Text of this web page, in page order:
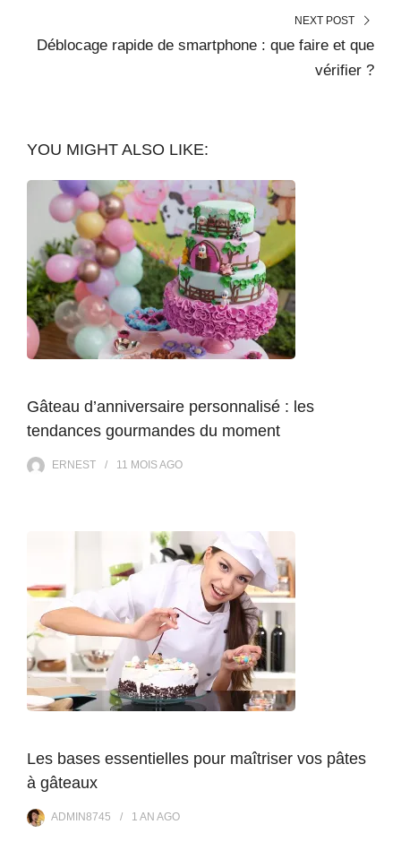
NEXT POST
Déblocage rapide de smartphone : que faire et que
vérifier ?
YOU MIGHT ALSO LIKE:
Gâteau d’anniversaire personnalisé : les
tendances gourmandes du moment
ERNEST 11 MOISAGO
Les bases essentielles pour maîtriser vos pâtes
à gâteaux
ADMIN8745 1 AN AGO